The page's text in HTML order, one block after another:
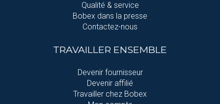
Qualité & service
Bobex dans la presse
Contactez-nous
TRAVAILLER ENSEMBLE
Devenir fournisseur
Devenir affilié
Travailler chez Bobex